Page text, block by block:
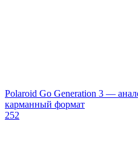
Polaroid Go Generation 3 —
карманный формат
252